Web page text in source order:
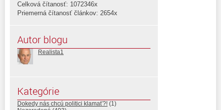
Celková čítanosť: 1072346x
Priemerná čítanosť článkov: 2654x
Autor blogu
Realista1
Kategórie
Dokedy nás chcú politici klamať?! (1)